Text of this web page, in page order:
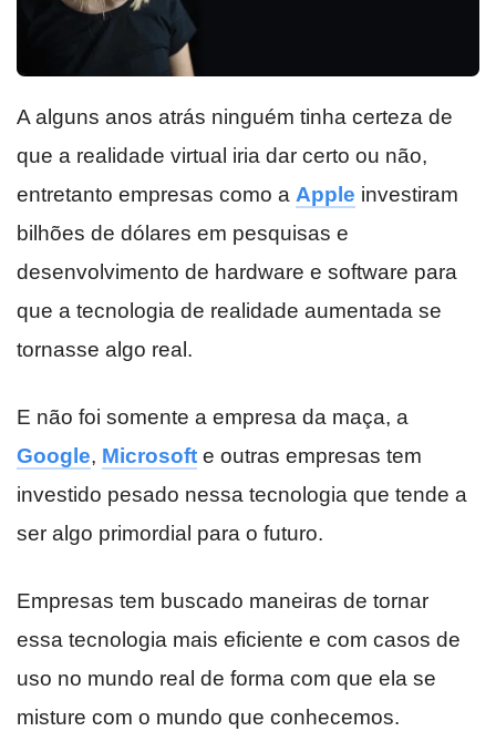
A alguns anos atrás ninguém tinha certeza de
que a realidade virtual iria dar certo ou não,
entretanto empresas como a Apple investiram
bilhões de dólares em pesquisas e
desenvolvimento de hardware e software para
que a tecnologia de realidade aumentada se
tornasse algo real.
E não foi somente a empresa da maça, a
Google, Microsoft e outras empresas tem
investido pesado nessa tecnologia que tende a
ser algo primordial para o futuro.
Empresas tem buscado maneiras de tornar
essa tecnologia mais eficiente e com casos de
uso no mundo real de forma com que ela se
misture com o mundo que conhecemos.